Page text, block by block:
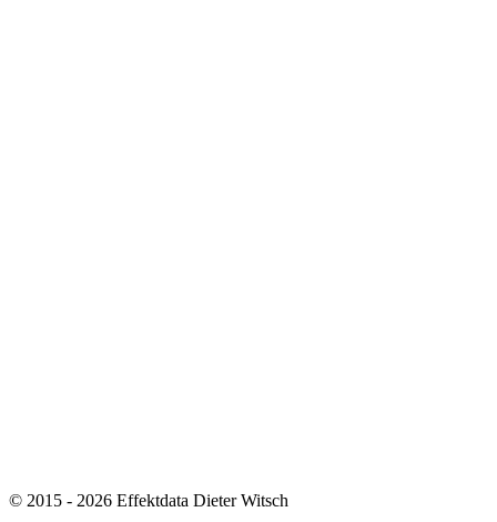
© 2015 - 2026 Effektdata Dieter Witsch